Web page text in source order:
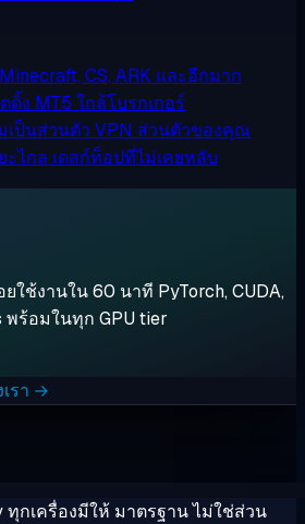
Minecraft, CS, ARK และอีกมาก
ดิ้ง MT5 ใกล้โบรกเกอร์
เป็นส่วนตัว VPN ส่วนตัวของคุณ
ะไกล เดสก์ท็อปที่ไม่เคยหลับ
ใช้งานใน 60 นาที PyTorch, CUDA,
พร้อมในทุก GPU tier
รา →
ทุกเครื่องมีให้ มาตรฐาน ไม่ใช่ส่วน